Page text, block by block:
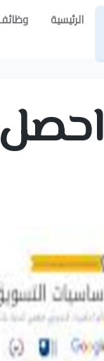
الرئيسية